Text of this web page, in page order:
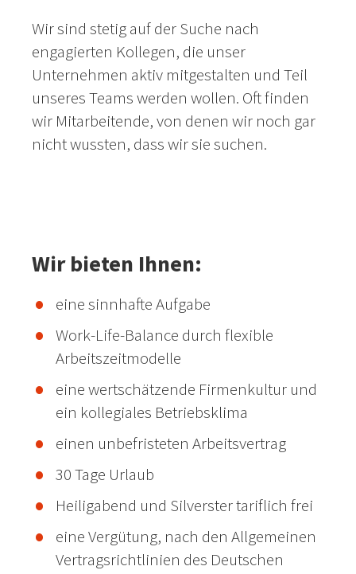
Wir sind stetig auf der Suche nach
engagierten Kollegen, die unser
Unternehmen aktiv mitgestalten und Teil
unseres Teams werden wollen. Oft finden
wir Mitarbeitende, von denen wir noch gar
nicht wussten, dass wir sie suchen.
Wir bieten Ihnen:
eine sinnhafte Aufgabe
Work-Life-Balance durch flexible
Arbeitszeitmodelle
eine wertschätzende Firmenkultur und
ein kollegiales Betriebsklima
einen unbefristeten Arbeitsvertrag
30 Tage Urlaub
Heiligabend und Silverster tariflich frei
eine Vergütung, nach den Allgemeinen
Vertragsrichtlinien des Deutschen